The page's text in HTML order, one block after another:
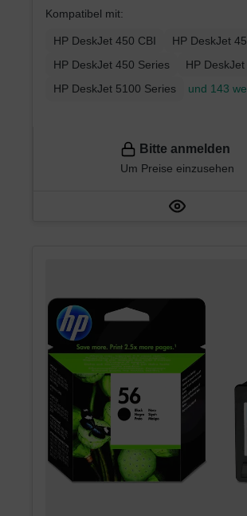
Kompatibel mit:
HP DeskJet 450 CBI
HP DeskJet
HP DeskJet 450 Series
HP
HP DeskJet 5100 Series
und 143
Bitte anmelden
Um Preise einzusehen